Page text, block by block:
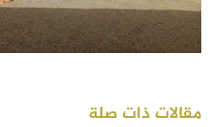
مقالات ذات صلة